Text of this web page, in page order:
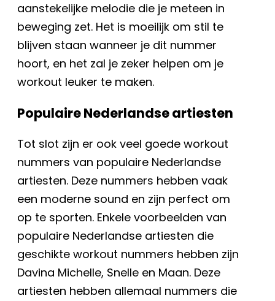
aanstekelijke melodie die je meteen in
beweging zet. Het is moeilijk om stil te
blijven staan wanneer je dit nummer
hoort, en het zal je zeker helpen om je
workout leuker te maken.
Populaire Nederlandse artiesten
Tot slot zijn er ook veel goede workout
nummers van populaire Nederlandse
artiesten. Deze nummers hebben vaak
een moderne sound en zijn perfect om
op te sporten. Enkele voorbeelden van
populaire Nederlandse artiesten die
geschikte workout nummers hebben zijn
Davina Michelle, Snelle en Maan. Deze
artiesten hebben allemaal nummers die